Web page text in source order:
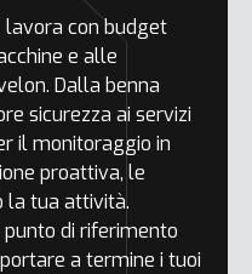
lavora con budget
e alle
Dalla benna
sicurezza ai servizi
il monitoraggio in
proattiva, le
la tua attività.
di riferimento
a termine i tuoi